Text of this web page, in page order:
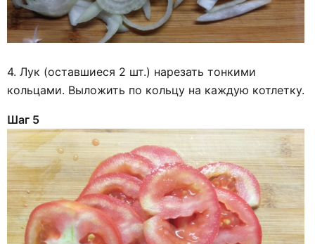
4. Лук (оставшиеся 2 шт.) нарезать тонкими
кольцами. Выложить по кольцу на каждую котлетку.
Шаг 5